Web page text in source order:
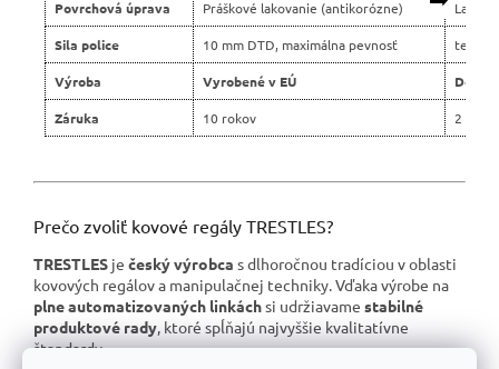
Povrchová úprava Práškové lakovanie (antikorózne) Lacné
Sila police 10 mm DTD, maximálna pevnosť tenšie
Výroba Vyrobené v EÚ Dovoz
Záruka 10 rokov 2 roky
Prečo zvoliť kovové regály TRESTLES?
TRESTLES je český výrobca s dlhoročnou tradíciou v oblasti
kovových regálov a manipulačnej techniky. Vďaka výrobe na
plne automatizovaných linkáchsi udržiavame stabilné
produktové rady , ktoré spĺňajú najvyššie kvalitatívne
štandardy.